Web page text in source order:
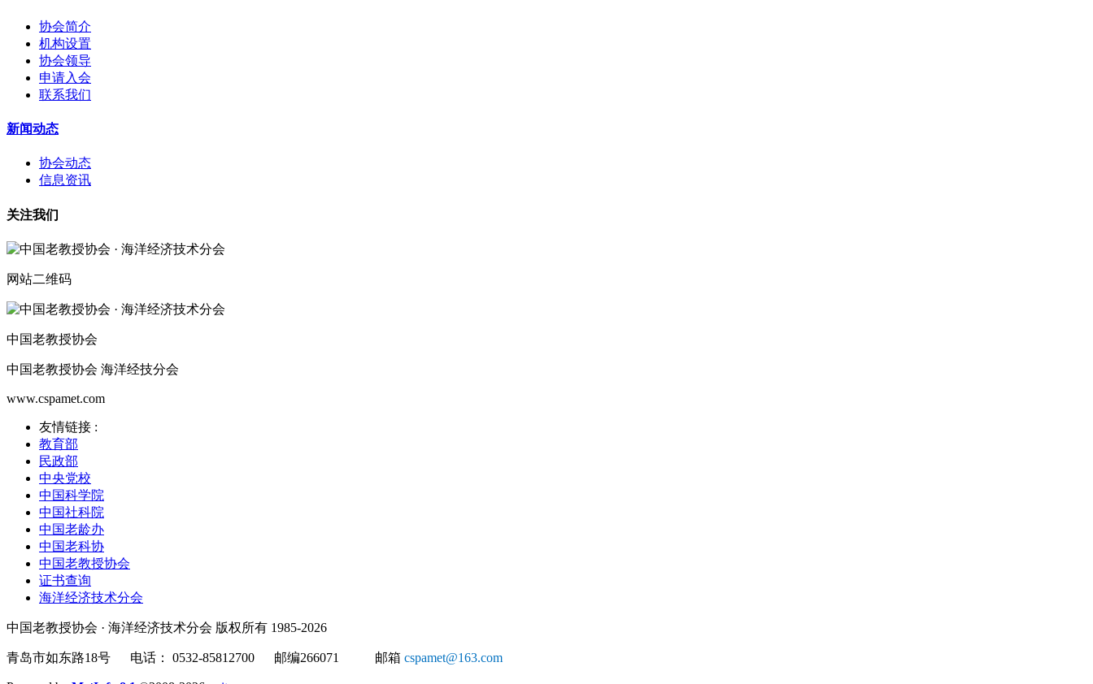
协会简介
机构设置
协会领导
申请入会
联系我们
新闻动态
协会动态
信息资讯
关注我们
网站二维码
中国老教授协会
中国老教授协会 海洋经技分会
www.cspamet.com
友情链接 :
教育部
民政部
中央党校
中国科学院
中国社科院
中国老龄办
中国老科协
中国老教授协会
证书查询
海洋经济技术分会
中国老教授协会 · 海洋经济技术分会 版权所有 1985-2026
青岛市如东路18号 电话： 0532-85812700 邮编266071 邮箱 cspamet@163.com